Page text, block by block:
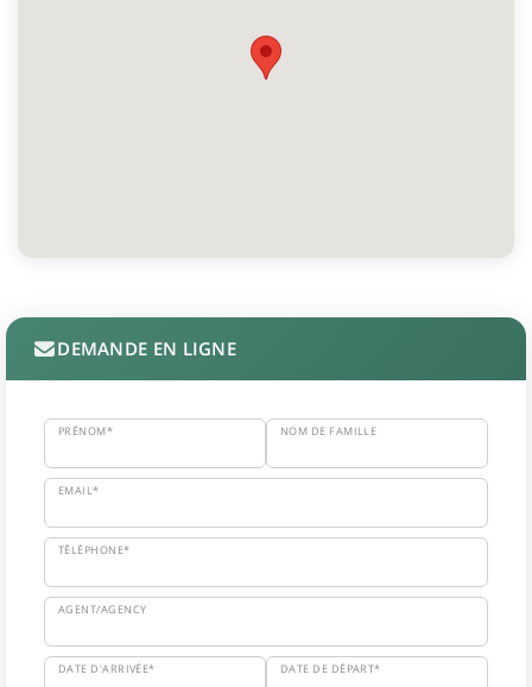
DEMANDE EN LIGNE
PRÉNOM* NOM DE FAMILLE
EMAIL*
TÉLÉPHONE*
AGENT/AGENCY
DATE D'ARRIVÉE* DATE DE DÉPART*